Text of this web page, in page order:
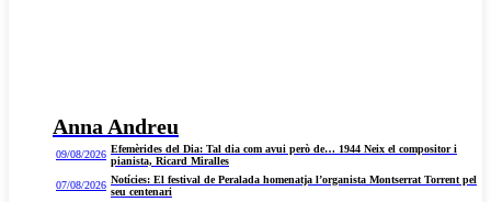
Anna Andreu
09/08/2026 Efemèrides del Dia: Tal dia com avui però de… 1944 Neix el compositor i
pianista, Ricard Miralles
07/08/2026 Notícies: El festival de Peralada homenatja l’organista Montserrat Torrent pel
seu centenari